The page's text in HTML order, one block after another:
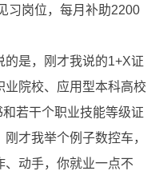
习岗位，每月补助2200
是，刚才我说的1+X证
业院校、应用型本科高校
若干个职业技能等级证
才我举个例子数控车，
、动手，你就业一点不